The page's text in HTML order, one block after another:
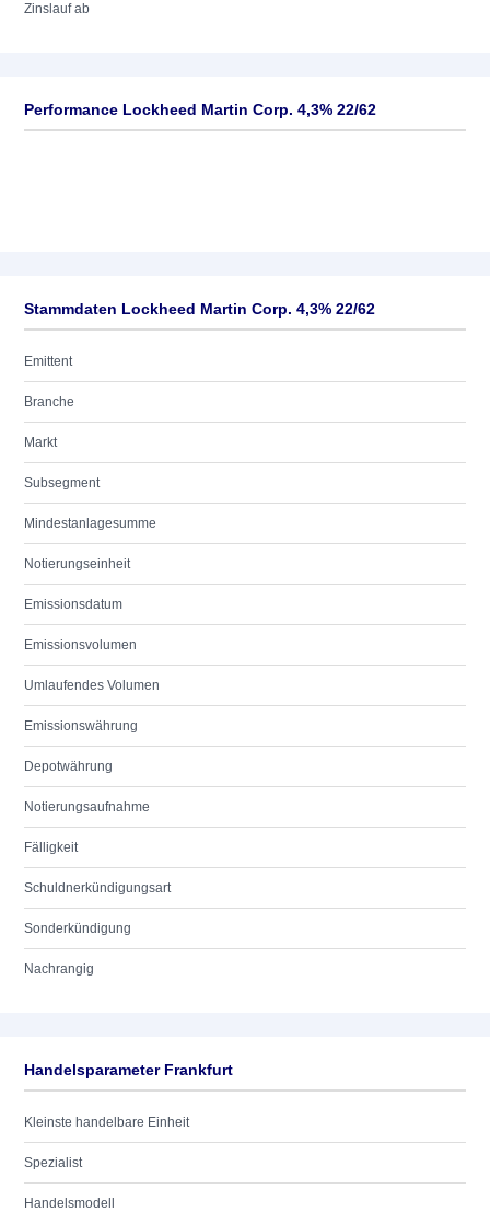
Zinslauf ab
Performance Lockheed Martin Corp. 4,3% 22/62
Stammdaten Lockheed Martin Corp. 4,3% 22/62
Emittent
Branche
Markt
Subsegment
Mindestanlagesumme
Notierungseinheit
Emissionsdatum
Emissionsvolumen
Umlaufendes Volumen
Emissionswährung
Depotwährung
Notierungsaufnahme
Fälligkeit
Schuldnerkündigungsart
Sonderkündigung
Nachrangig
Handelsparameter Frankfurt
Kleinste handelbare Einheit
Spezialist
Handelsmodell